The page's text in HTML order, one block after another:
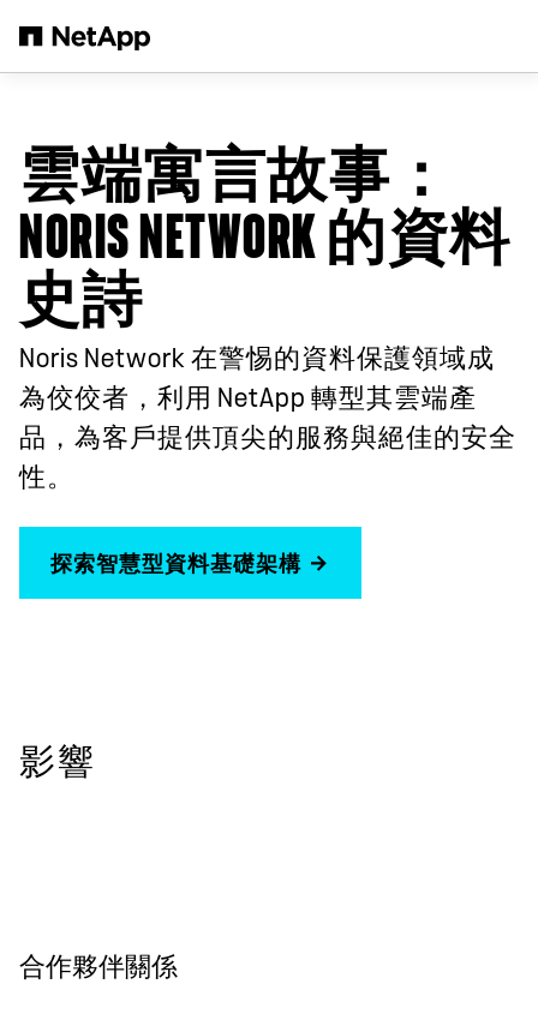
雲端寓言故事：
NORIS NETWORK 的資料
史詩
Noris Network 在警惕的資料保護領域成
為佼佼者，利用 NetApp 轉型其雲端產
品，為客戶提供頂尖的服務與絕佳的安全
性。
探索智慧型資料基礎架構
影響
合作夥伴關係